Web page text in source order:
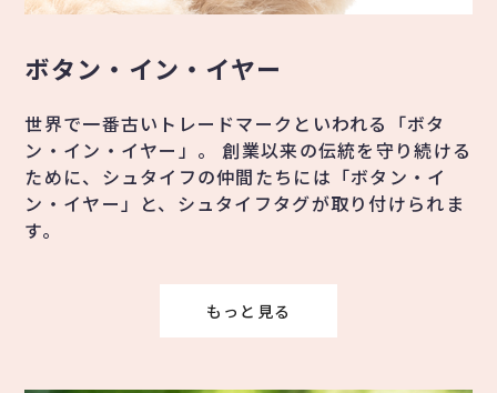
ボタン・イン・イヤー
世界で一番古いトレードマークといわれる「ボタ
ン・イン・イヤー」。 創業以来の伝統を守り続ける
ために、シュタイフの仲間たちには「ボタン・イ
ン・イヤー」と、シュタイフタグが取り付けられま
す。
もっと見る